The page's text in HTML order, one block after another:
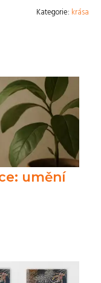
Kategorie: krása
umění